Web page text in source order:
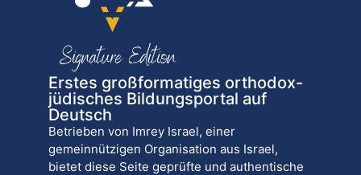
Erstes großformatiges orthodox-
jüdisches Bildungsportal auf
Deutsch
Betrieben von Imrey Israel, einer
gemeinnützigen Organisation aus Israel,
bietet diese Seite geprüfte und authentische